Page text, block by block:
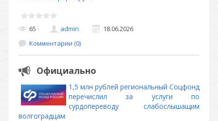
65 admin
18.06.2026
Комментарии (0)
Официально
1,5 млн рублей региональный Соцфонд
перечислил за услуги по
сурдопереводу слабослышащим
волгоградцам